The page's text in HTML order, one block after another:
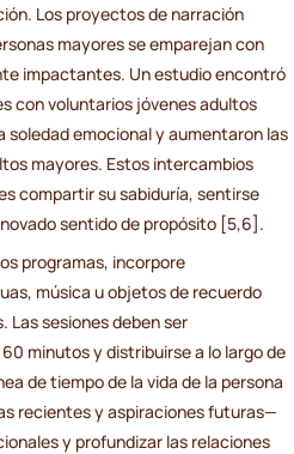
Los proyectos de narración
mayores se emparejan con
impactantes. Un estudio encontró
con voluntarios jóvenes adultos
emocional y aumentaron las
mayores. Estos intercambios
compartir su sabiduría, sentirse
sentido de propósito [5,6].
programas, incorpore
música u objetos de recuerdo
Las sesiones deben ser
minutos y distribuirse a lo largo de
de tiempo de la vida de la persona
recientes y aspiraciones futuras—
y profundizar las relaciones